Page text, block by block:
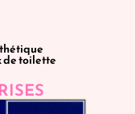
de toilette